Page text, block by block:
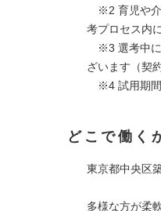
※2 育児や介
考プロセス内
※3 選考中に
ざいます（契
※4 試用期間
どこで働く
東京都中央区
多様な方が柔